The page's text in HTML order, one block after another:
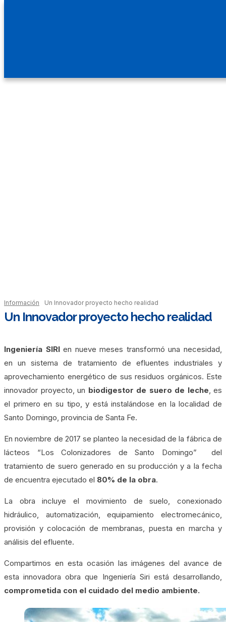
Información Un Innovador proyecto hecho realidad
Un Innovador proyecto hecho realidad
Ingeniería SIRIen nueve meses transformó una necesidad,
en un sistema de tratamiento de efluentes industriales y
aprovechamiento energético de sus residuos orgánicos. Este
innovador proyecto, un biodigestor de suero de leche, es
el primero en su tipo, y está instalándose en la localidad de
Santo Domingo, provincia de Santa Fe.
En noviembre de 2017 se planteo la necesidad de la fábrica de
lácteos “Los Colonizadores de Santo Domingo” del
tratamiento de suero generado en su producción y a la fecha
de encuentra ejecutado el 80% de la obra.
La obra incluye el movimiento de suelo, conexionado
hidráulico, automatización, equipamiento electromecánico,
provisión y colocación de membranas, puesta en marcha y
análisis del efluente.
Compartimos en esta ocasión las imágenes del avance de
esta innovadora obra que Ingeniería Siri está desarrollando,
comprometida con el cuidado del medio ambiente.